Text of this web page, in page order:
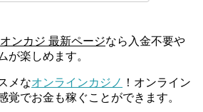
オンカジ 最新ページなら入金不要や
が楽しめます。
メなオンラインカジノ ！オンライン
覚でお金も稼ぐことができます。